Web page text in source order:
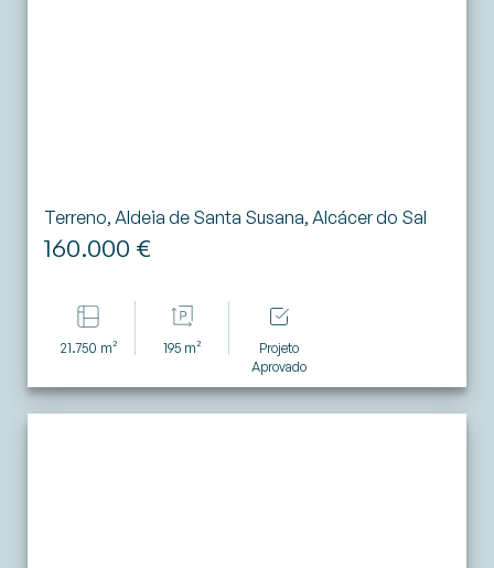
Terreno, Aldeia de Santa Susana, Alcácer do Sal
160.000 €
21.750 m² 195 m²
Projeto
Aprovado